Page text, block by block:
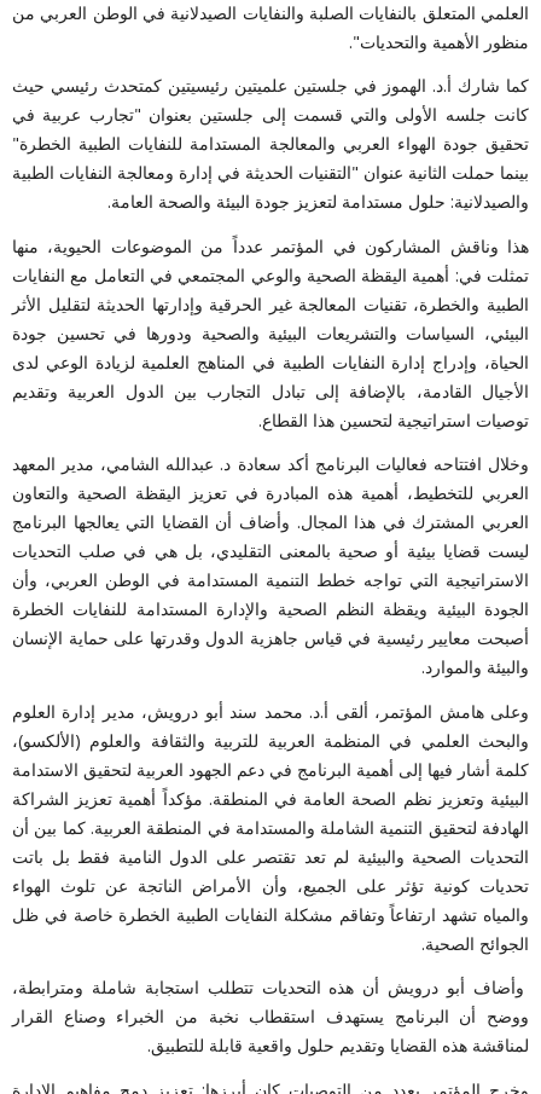
العلمي المتعلق بالنفايات الصلبة والنفايات الصيدلانية في الوطن العربي من
منظور الأهمية والتحديات".
كما شارك أ.د. الهموز في جلستين علميتين رئيسيتين كمتحدث رئيسي حيث
كانت جلسه الأولى والتي قسمت إلى جلستين بعنوان "تجارب عربية في
تحقيق جودة الهواء العربي والمعالجة المستدامة للنفايات الطبية الخطرة"
بينما حملت الثانية عنوان "التقنيات الحديثة في إدارة ومعالجة النفايات الطبية
والصيدلانية: حلول مستدامة لتعزيز جودة البيئة والصحة العامة.
هذا وناقش المشاركون في المؤتمر عدداً من الموضوعات الحيوية، منها
تمثلت في: أهمية اليقظة الصحية والوعي المجتمعي في التعامل مع النفايات
الطبية والخطرة، تقنيات المعالجة غير الحرقية وإدارتها الحديثة لتقليل الأثر
البيئي، السياسات والتشريعات البيئية والصحية ودورها في تحسين جودة
الحياة، وإدراج إدارة النفايات الطبية في المناهج العلمية لزيادة الوعي لدى
الأجيال القادمة، بالإضافة إلى تبادل التجارب بين الدول العربية وتقديم
توصيات استراتيجية لتحسين هذا القطاع.
وخلال افتتاحه فعاليات البرنامج أكد سعادة د. عبدالله الشامي، مدير المعهد
العربي للتخطيط، أهمية هذه المبادرة في تعزيز اليقظة الصحية والتعاون
العربي المشترك في هذا المجال. وأضاف أن القضايا التي يعالجها البرنامج
ليست قضايا بيئية أو صحية بالمعنى التقليدي، بل هي في صلب التحديات
الاستراتيجية التي تواجه خطط التنمية المستدامة في الوطن العربي، وأن
الجودة البيئية ويقظة النظم الصحية والإدارة المستدامة للنفايات الخطرة
أصبحت معايير رئيسية في قياس جاهزية الدول وقدرتها على حماية الإنسان
والبيئة والموارد.
وعلى هامش المؤتمر، ألقى أ.د. محمد سند أبو درويش، مدير إدارة العلوم
والبحث العلمي في المنظمة العربية للتربية والثقافة والعلوم (الألكسو)،
كلمة أشار فيها إلى أهمية البرنامج في دعم الجهود العربية لتحقيق الاستدامة
البيئية وتعزيز نظم الصحة العامة في المنطقة. مؤكداً أهمية تعزيز الشراكة
الهادفة لتحقيق التنمية الشاملة والمستدامة في المنطقة العربية. كما بين أن
التحديات الصحية والبيئية لم تعد تقتصر على الدول النامية فقط بل باتت
تحديات كونية تؤثر على الجميع، وأن الأمراض الناتجة عن تلوث الهواء
والمياه تشهد ارتفاعاً وتفاقم مشكلة النفايات الطبية الخطرة خاصة في ظل
الجوائح الصحية.
وأضاف أبو درويش أن هذه التحديات تتطلب استجابة شاملة ومترابطة،
ووضح أن البرنامج يستهدف استقطاب نخبة من الخبراء وصناع القرار
لمناقشة هذه القضايا وتقديم حلول واقعية قابلة للتطبيق.